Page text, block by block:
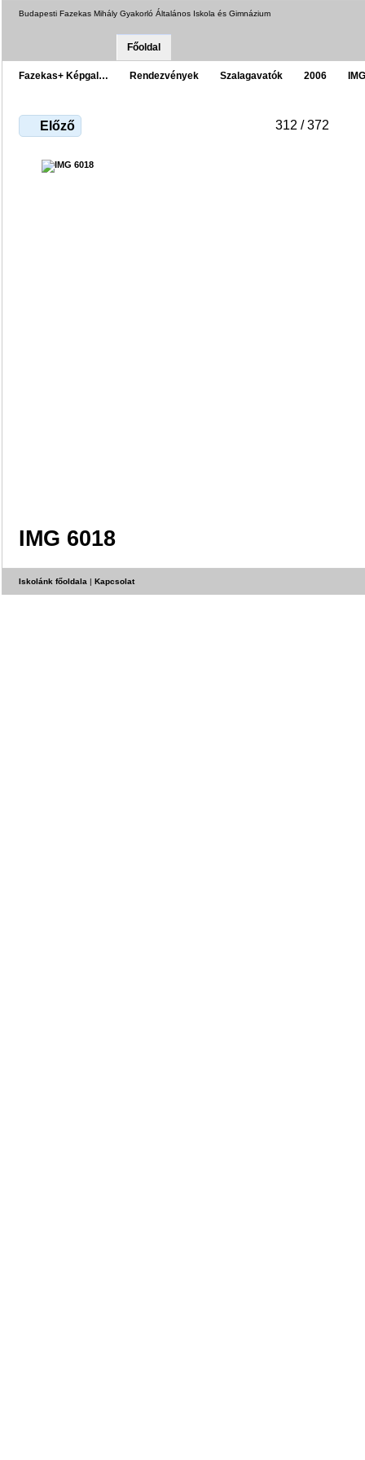
Budapesti Fazekas Mihály Gyakorló Általános Iskola és Gimnázium
Főoldal
Fazekas+ Képgal… Rendezvények Szalagavatók 2006
Előző 312 / 372
IMG 6018
Iskolánk főoldala | Kapcsolat